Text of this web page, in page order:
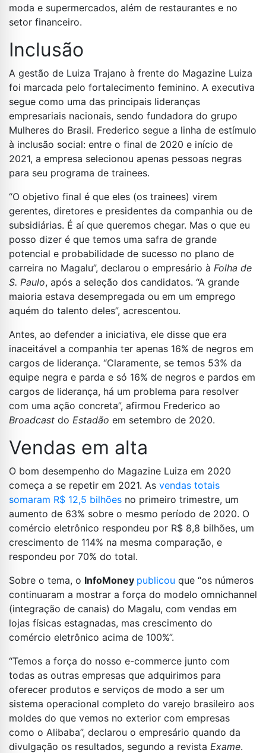
moda e supermercados, além de restaurantes e no
setor financeiro.
Inclusão
A gestão de Luiza Trajano à frente do Magazine Luiza
foi marcada pelo fortalecimento feminino. A executiva
segue como uma das principais lideranças
empresariais nacionais, sendo fundadora do grupo
Mulheres do Brasil. Frederico segue a linha de estímulo
à inclusão social: entre o final de 2020 e início de
2021, a empresa selecionou apenas pessoas negras
para seu programa de trainees.
“O objetivo final é que eles (os trainees) virem
gerentes, diretores e presidentes da companhia ou de
subsidiárias. É aí que queremos chegar. Mas o que eu
posso dizer é que temos uma safra de grande
potencial e probabilidade de sucesso no plano de
carreira no Magalu”, declarou o empresário à Folha de
S. Paulo, após a seleção dos candidatos. “A grande
maioria estava desempregada ou em um emprego
aquém do talento deles”, acrescentou.
Antes, ao defender a iniciativa, ele disse que era
inaceitável a companhia ter apenas 16% de negros em
cargos de liderança. “Claramente, se temos 53% da
equipe negra e parda e só 16% de negros e pardos em
cargos de liderança, há um problema para resolver
com uma ação concreta”, afirmou Frederico ao
Broadcast do Estadão em setembro de 2020.
Vendas em alta
O bom desempenho do Magazine Luiza em 2020
começa a se repetir em 2021. As vendas totais
somaram R$ 12,5 bilhões no primeiro trimestre, um
aumento de 63% sobre o mesmo período de 2020. O
comércio eletrônico respondeu por R$ 8,8 bilhões, um
crescimento de 114% na mesma comparação, e
respondeu por 70% do total.
Sobre o tema, o InfoMoney publicou que “os números
continuaram a mostrar a força do modelo omnichannel
(integração de canais) do Magalu, com vendas em
lojas físicas estagnadas, mas crescimento do
comércio eletrônico acima de 100%”.
“Temos a força do nosso e-commerce junto com
todas as outras empresas que adquirimos para
oferecer produtos e serviços de modo a ser um
sistema operacional completo do varejo brasileiro aos
moldes do que vemos no exterior com empresas
como o Alibaba”, declarou o empresário quando da
divulgação os resultados, segundo a revista Exame.